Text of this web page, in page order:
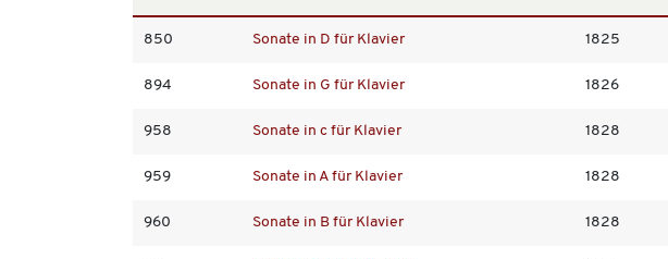
850 Sonate in D für Klavier 1825
894 Sonate in G für Klavier 1826
958 Sonate in c für Klavier 1828
959 Sonate in A für Klavier 1828
960 Sonate in B für Klavier 1828